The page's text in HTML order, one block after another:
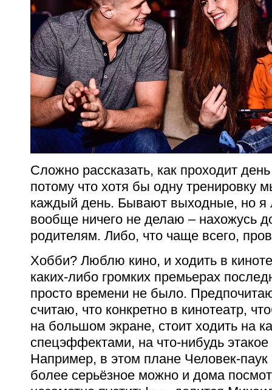
Сложно рассказать, как проходит
потому что хотя бы одну тренировку
каждый день. Бывают выходные, но я
вообще ничего не делаю – нахожусь
родителям. Либо, что чаще всего,
Хобби? Люблю кино, и ходить в
каких-либо громких премьерах
просто времени не было.
считаю, что конкретно в кинотеатр,
на большом экране, стоит ходить на
спецэффектами, на что-нибудь
Например, в этом плане Человек-паук
более серьёзное можно и дома